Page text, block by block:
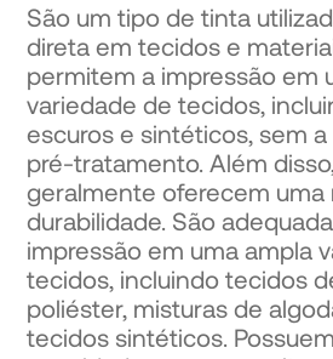
São um tipo de tinta
direta em tecidos e
permitem a impressão em
variedade de tecidos,
escuros e sintéticos, sem
pré-tratamento. Além
geralmente oferecem uma
durabilidade. São
impressão em uma ampla
tecidos, incluindo tecidos
poliéster, misturas de
tecidos sintéticos.